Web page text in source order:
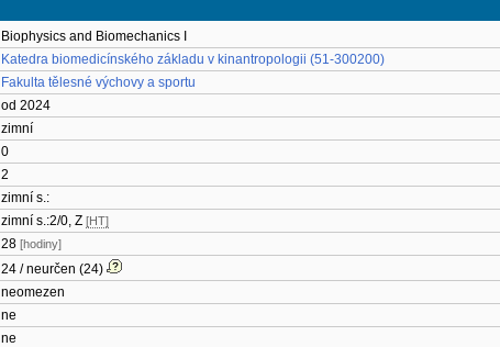
Biophysics and Biomechanics I
Katedra biomedicínského základu v kinantropologii (51-300200)
Fakulta tělesné výchovy a sportu
od 2024
zimní
0
2
zimní s.:
zimní s.:2/0, Z [HT]
28 [hodiny]
24 / neurčen (24)
neomezen
ne
ne